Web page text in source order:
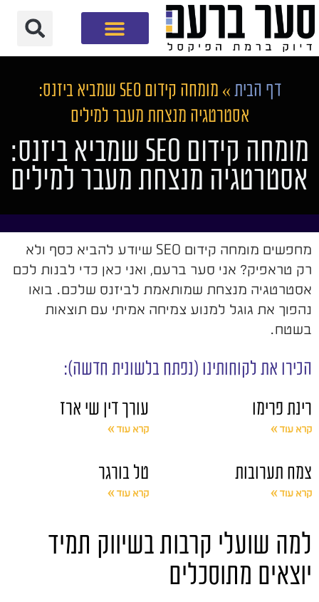
דף הבית »
מומחה קידום SEO שמביא ביזנס:
אסטרטגיה מנצחת מעבר למילים
מומחה קידום SEO שמביא ביזנס:
אסטרטגיה מנצחת מעבר למילים
מחפשים מומחה קידום SEO שיודע להביא כסף ולא
רק טראפיק? אני סער ברעם, ואני כאן כדי לבנות לכם
אסטרטגיה מנצחת שמותאמת לביזנס שלכם. בואו
נהפוך את גוגל למנוע צמיחה אמיתי עם תוצאות
בשטח.
הכירו את לקוחותינו (נפתח בלשונית חדשה):
רינת פרימו
קרא עוד »
עורך דין שי ארז
קרא עוד »
צמח תערובות
קרא עוד »
טל בורגר
קרא עוד »
למה שועלי קרבות בשיווק תמיד
יוצאים מתוסכלים